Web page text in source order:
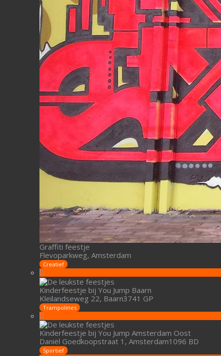
Graffiti feestje
Flevoparkweg, Amsterdam
Creatief
Kinderfeestje bij You Jump Baarn
Kleilandseweg 22, Baarn3741 GP
Trampolines
Kinderfeestje bij You Jump Amsterdam Oost
Daniël Goedkoopstraat 1, Amsterdam1096 BD
Sportief